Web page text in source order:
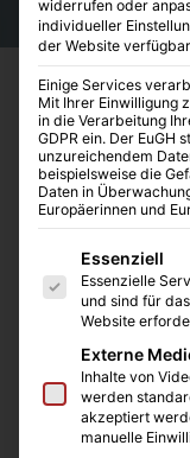
widerrufen oder
individueller
der Website
Einige Services
Mit Ihrer Einwilligung
in die Verarbeitung
GDPR ein. Der EuGH
unzureichendem
beispielsweise die
Daten in
Europäerinnen und
Es folgt eine
Essenziell
Essenzielle
und sind für
Website
Externe
Inhalte von
werden
akzeptiert
manuelle